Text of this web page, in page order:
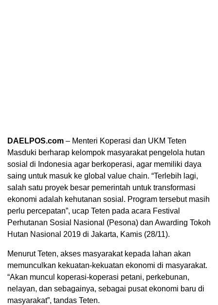
DAELPOS.com – Menteri Koperasi dan UKM Teten
Masduki berharap kelompok masyarakat pengelola hutan
sosial di Indonesia agar berkoperasi, agar memiliki daya
saing untuk masuk ke global value chain. “Terlebih lagi,
salah satu proyek besar pemerintah untuk transformasi
ekonomi adalah kehutanan sosial. Program tersebut masih
perlu percepatan”, ucap Teten pada acara Festival
Perhutanan Sosial Nasional (Pesona) dan Awarding Tokoh
Hutan Nasional 2019 di Jakarta, Kamis (28/11).
Menurut Teten, akses masyarakat kepada lahan akan
memunculkan kekuatan-kekuatan ekonomi di masyarakat.
“Akan muncul koperasi-koperasi petani, perkebunan,
nelayan, dan sebagainya, sebagai pusat ekonomi baru di
masyarakat”, tandas Teten.